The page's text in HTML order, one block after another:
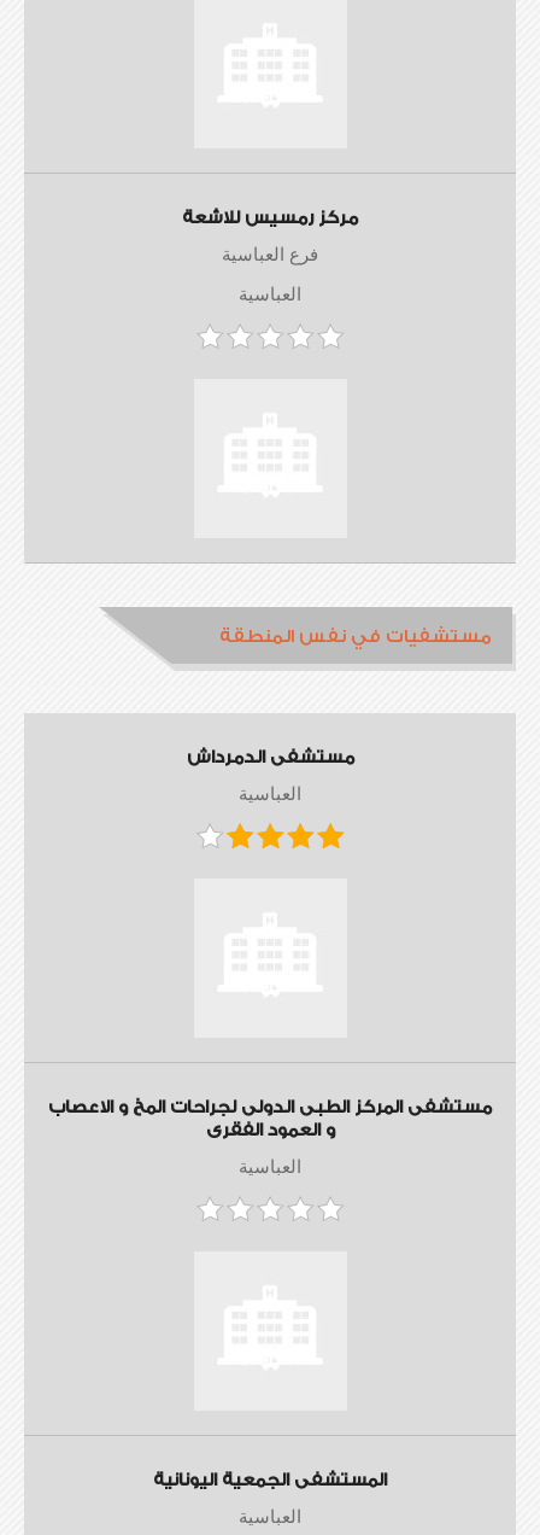
مركز رمسيس للاشعة
فرع العباسية
العباسية
مستشفيات في نفس المنطقة
مستشفى الدمرداش
العباسية
مستشفى المركز الطبى الدولى لجراحات المخ و الاعصاب
و العمود الفقرى
العباسية
المستشفى الجمعية اليونانية
العباسية